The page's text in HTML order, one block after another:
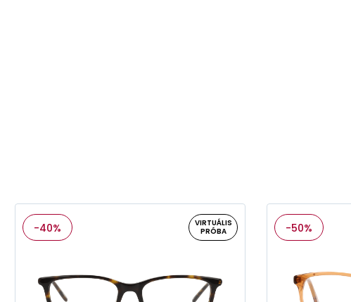
-40%
VIRTUÁLIS
PRÓBA
-50%